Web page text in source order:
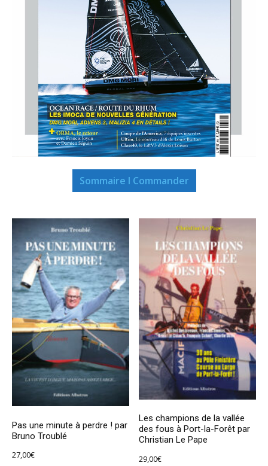
Sommaire I Commander
Pas une minute à perdre ! par
Bruno Troublé
27,00€
Les champions de la vallée
des fous à Port-la-Forêt par
Christian Le Pape
29,00€